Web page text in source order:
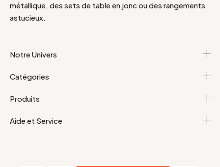
métallique, des sets de table en jonc ou des rangements
astucieux.
Notre Univers
Catégories
Produits
Aide et Service